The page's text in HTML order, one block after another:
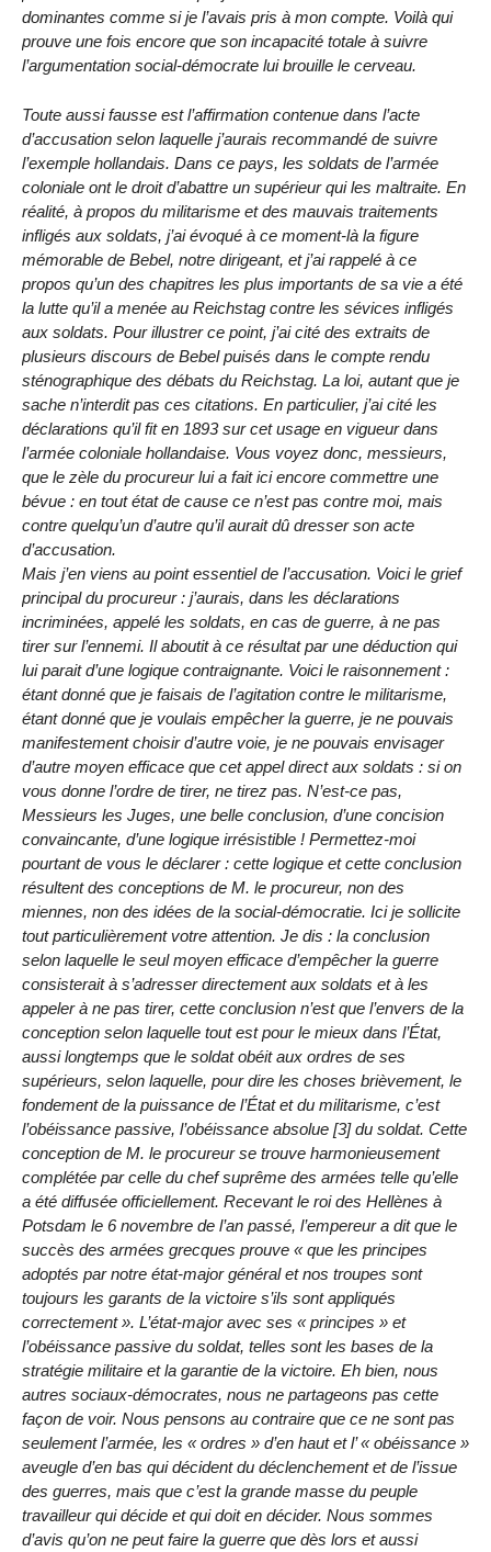
dominantes comme si je l’avais pris à mon compte. Voilà qui
prouve une fois encore que son incapacité totale à suivre
l’argumentation social-démocrate lui brouille le cerveau.
Toute aussi fausse est l’affirmation contenue dans l’acte
d’accusation selon laquelle j’aurais recommandé de suivre
l’exemple hollandais. Dans ce pays, les soldats de l’armée
coloniale ont le droit d’abattre un supérieur qui les maltraite. En
réalité, à propos du militarisme et des mauvais traitements
infligés aux soldats, j’ai évoqué à ce moment-là la figure
mémorable de Bebel, notre dirigeant, et j’ai rappelé à ce
propos qu’un des chapitres les plus importants de sa vie a été
la lutte qu’il a menée au Reichstag contre les sévices infligés
aux soldats. Pour illustrer ce point, j’ai cité des extraits de
plusieurs discours de Bebel puisés dans le compte rendu
sténographique des débats du Reichstag. La loi, autant que je
sache n’interdit pas ces citations. En particulier, j’ai cité les
déclarations qu’il fit en 1893 sur cet usage en vigueur dans
l’armée coloniale hollandaise. Vous voyez donc, messieurs,
que le zèle du procureur lui a fait ici encore commettre une
bévue : en tout état de cause ce n’est pas contre moi, mais
contre quelqu’un d’autre qu’il aurait dû dresser son acte
d’accusation.
Mais j’en viens au point essentiel de l’accusation. Voici le grief
principal du procureur : j’aurais, dans les déclarations
incriminées, appelé les soldats, en cas de guerre, à ne pas
tirer sur l’ennemi. Il aboutit à ce résultat par une déduction qui
lui parait d’une logique contraignante. Voici le raisonnement :
étant donné que je faisais de l’agitation contre le militarisme,
étant donné que je voulais empêcher la guerre, je ne pouvais
manifestement choisir d’autre voie, je ne pouvais envisager
d’autre moyen efficace que cet appel direct aux soldats : si on
vous donne l’ordre de tirer, ne tirez pas. N’est-ce pas,
Messieurs les Juges, une belle conclusion, d’une concision
convaincante, d’une logique irrésistible ! Permettez-moi
pourtant de vous le déclarer : cette logique et cette conclusion
résultent des conceptions de M. le procureur, non des
miennes, non des idées de la social-démocratie. Ici je sollicite
tout particulièrement votre attention. Je dis : la conclusion
selon laquelle le seul moyen efficace d’empêcher la guerre
consisterait à s’adresser directement aux soldats et à les
appeler à ne pas tirer, cette conclusion n’est que l’envers de la
conception selon laquelle tout est pour le mieux dans l’État,
aussi longtemps que le soldat obéit aux ordres de ses
supérieurs, selon laquelle, pour dire les choses brièvement, le
fondement de la puissance de l’État et du militarisme, c’est
l’obéissance passive, l’obéissance absolue [3] du soldat. Cette
conception de M. le procureur se trouve harmonieusement
complétée par celle du chef suprême des armées telle qu’elle
a été diffusée officiellement. Recevant le roi des Hellènes à
Potsdam le 6 novembre de l’an passé, l’empereur a dit que le
succès des armées grecques prouve « que les principes
adoptés par notre état-major général et nos troupes sont
toujours les garants de la victoire s’ils sont appliqués
correctement ». L’état-major avec ses « principes » et
l’obéissance passive du soldat, telles sont les bases de la
stratégie militaire et la garantie de la victoire. Eh bien, nous
autres sociaux-démocrates, nous ne partageons pas cette
façon de voir. Nous pensons au contraire que ce ne sont pas
seulement l’armée, les « ordres » d’en haut et l’ « obéissance »
aveugle d’en bas qui décident du déclenchement et de l’issue
des guerres, mais que c’est la grande masse du peuple
travailleur qui décide et qui doit en décider. Nous sommes
d’avis qu’on ne peut faire la guerre que dès lors et aussi